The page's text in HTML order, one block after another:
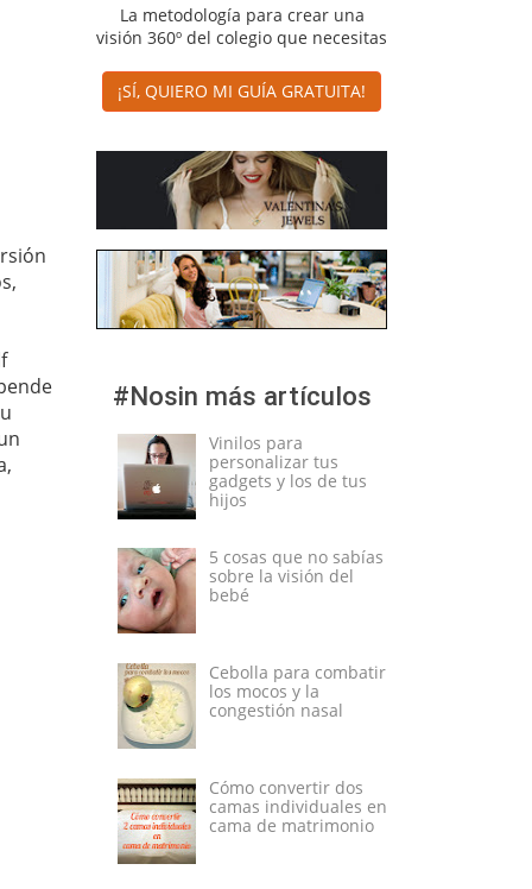
La metodología para crear una
visión 360º del colegio que necesitas
¡SÍ, QUIERO MI GUÍA GRATUITA!
#Nosin más artículos
Vinilos para
personalizar tus
gadgets y los de tus
hijos
5 cosas que no sabías
sobre la visión del
bebé
Cebolla para combatir
los mocos y la
congestión nasal
Cómo convertir dos
camas individuales en
cama de matrimonio